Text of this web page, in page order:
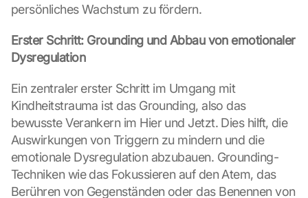
persönliches Wachstum zu fördern.
Erster Schritt: Grounding und Abbau von emotionaler
Dysregulation
Ein zentraler erster Schritt im Umgang mit
Kindheitstrauma ist das Grounding, also das
bewusste Verankern im Hier und Jetzt. Dies hilft, die
Auswirkungen von Triggern zu mindern und die
emotionale Dysregulation abzubauen. Grounding-
Techniken wie das Fokussieren auf den Atem, das
Berühren von Gegenständen oder das Benennen von